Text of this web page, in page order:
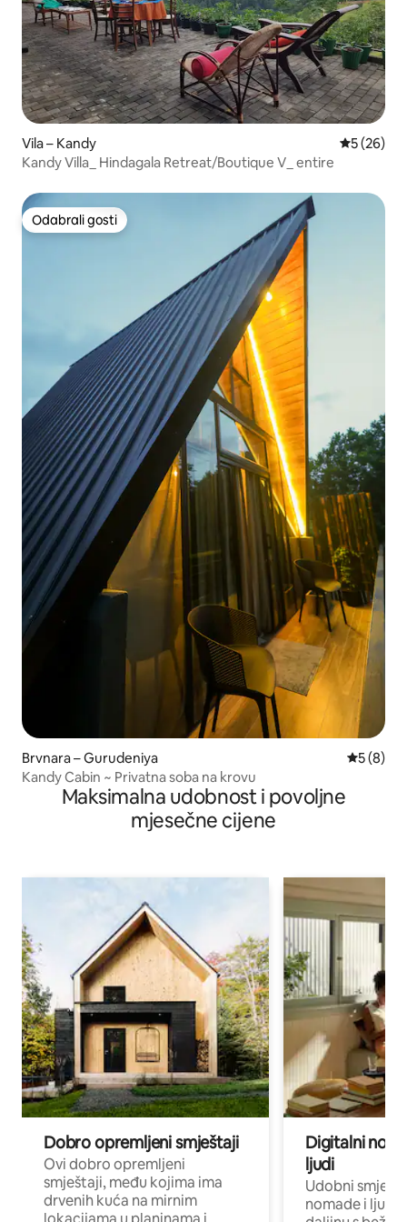
Vila – Kandy Prosječna
5 (26)
Kandy Villa_ Hindagala Retreat/Boutique V_ entire
Odabrali gosti
Odabrali gosti
Brvnara – Gurudeniya
5 (8)
Kandy Cabin ~ Privatna soba na krovu
Maksimalna udobnost i povoljne
mjesečne cijene
Dobro opremljeni smještaji
Ovi dobro opremljeni
smještaji, među kojima ima
drvenih kuća na mirnim
Digitalni
ljudi
Udobni
nomade i ljude